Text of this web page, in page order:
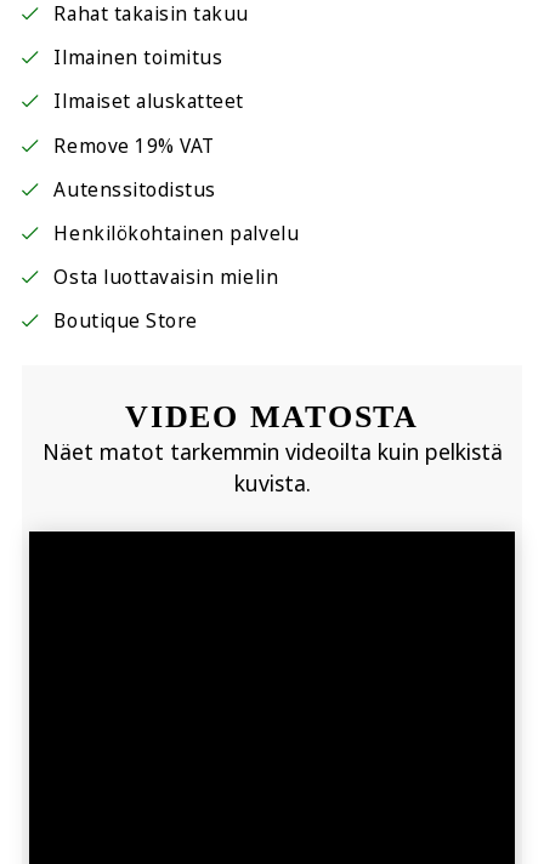
Rahat takaisin takuu
Ilmainen toimitus
Ilmaiset aluskatteet
Remove 19% VAT
Autenssitodistus
Henkilökohtainen palvelu
Osta luottavaisin mielin
Boutique Store
VIDEO MATOSTA
Näet matot tarkemmin videoilta kuin pelkistä
kuvista.